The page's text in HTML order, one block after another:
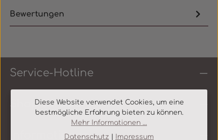
Bewertungen
Service-Hotline
Shop Service
Informationen
Diese Website verwendet Cookies, um eine
bestmögliche Erfahrung bieten zu können.
Mehr Informationen ...
Datenschutz
Impressum